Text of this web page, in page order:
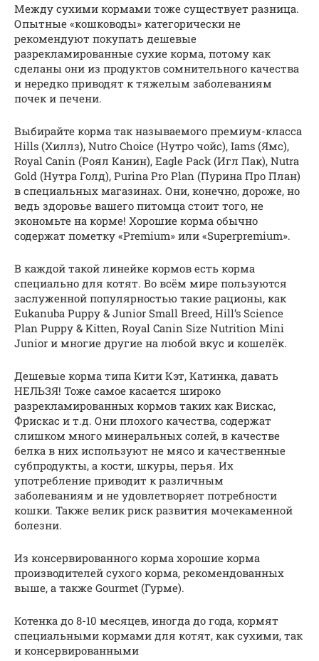
Между сухими кормами тоже существует разница.
Опытные «кошководы» категорически не
рекомендуют покупать дешевые
разрекламированные сухие корма, потому как
сделаны они из продуктов сомнительного качества
и нередко приводят к тяжелым заболеваниям
почек и печени.
Выбирайте корма так называемого премиум-класса
Hills (Хиллз), Nutro Choice (Нутро чойс), Iams (Ямс),
Royal Canin (Роял Канин), Eagle Pack (Игл Пак), Nutra
Gold (Нутра Голд), Purina Pro Plan (Пурина Про План)
в специальных магазинах. Они, конечно, дороже, но
ведь здоровье вашего питомца стоит того, не
экономьте на корме! Хорошие корма обычно
содержат пометку «Premium» или «Superpremium».
В каждой такой линейке кормов есть корма
специально для котят. Во всём мире пользуются
заслуженной популярностью такие рационы, как
Eukanuba Puppy & Junior Small Breed, Hill’s Science
Plan Puppy & Kitten, Royal Canin Size Nutrition Mini
Junior и многие другие на любой вкус и кошелёк.
Дешевые корма типа Кити Кэт, Катинка, давать
НЕЛЬЗЯ! Тоже самое касается широко
разрекламированных кормов таких как Вискас,
Фрискас и т.д. Они плохого качества, содержат
слишком много минеральных солей, в качестве
белка в них используют не мясо и качественные
субпродукты, а кости, шкуры, перья. Их
употребление приводит к различным
заболеваниям и не удовлетворяет потребности
кошки. Также велик риск развития мочекаменной
болезни.
Из консервированного корма хорошие корма
производителей сухого корма, рекомендованных
выше, а также Gourmet (Гурме).
Котенка до 8-10 месяцев, иногда до года, кормят
специальными кормами для котят, как сухими, так
и консервированными